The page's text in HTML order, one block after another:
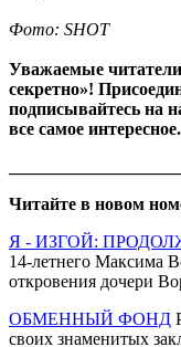
Фото: SHOT
Уважаемые
секретно»!
подписывайтесь на
все самое интересное.
Читайте в новом
Я - ИЗГОЙ:
14-летнего Максима
откровения дочери
ОБМЕННЫЙ ФОНД
своих знаменитых